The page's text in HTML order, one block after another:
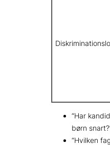
“Har
børn
“Hvilken